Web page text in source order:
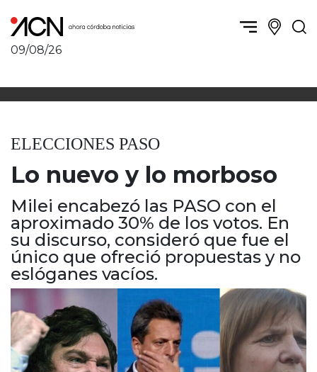
09/08/26
Política y Economía
Córdoba obrera
Córdoba, la Docta
Deportes
Córdoba diverse
Córdoba independiente
Nacionales
Internacionales
Humor
Córdoba, la ciudad
Villa María y zona
San Francisco y zona
Traslasierra
Punilla / Carlos Paz
Alta Gracia
Marcos Juárez
Río Primero
Valle de Calamuchita
Jesús María y norte
Cruz del Eje
Corredor de Ansenuza
La Carlota y zona
ELECCIONES PASO
Lo nuevo y lo morboso
Milei encabezó las PASO con el
aproximado 30% de los votos. En
su discurso, consideró que fue el
único que ofreció propuestas y no
eslóganes vacíos.